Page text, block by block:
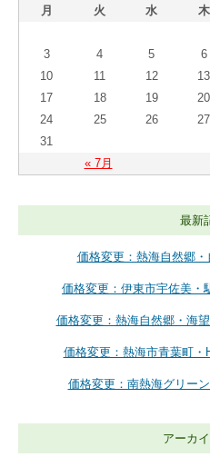
月 火 水 木
« 7月
3
4 5 6
10
11 12 13
17
18 19 20
24
25 26 27
31
最新
価格変更：熱海自然郷
価格変更：伊東市宇佐美・
価格変更：熱海自然郷・海
価格変更：熱海市青葉町
価格変更：南熱海グリー
アーカ